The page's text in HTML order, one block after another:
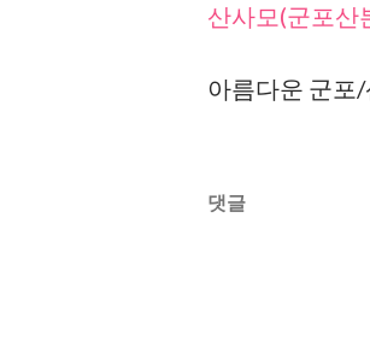
산사모(군포산
아름다운 군포
댓글